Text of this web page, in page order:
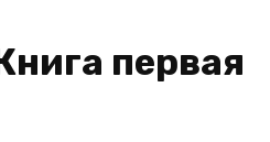
первая